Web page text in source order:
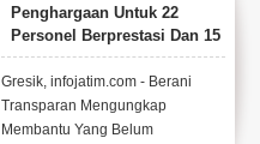
Rovan Richard Mahenu
Dipromosikan ke Divpropam
Mabes Polri
(Kiri) AKBP Ramadhan Nasution
(Kanan) AKBP Rovan Richard
Mahenu bersama Gus Aulia Ketua